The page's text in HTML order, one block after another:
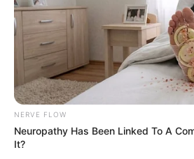
Boşanmadan sonra
qədər müddət vacibdir?-
AÇIQLADI
98
NERVE FLOW
Neuropathy Has Been Linked To A
It?